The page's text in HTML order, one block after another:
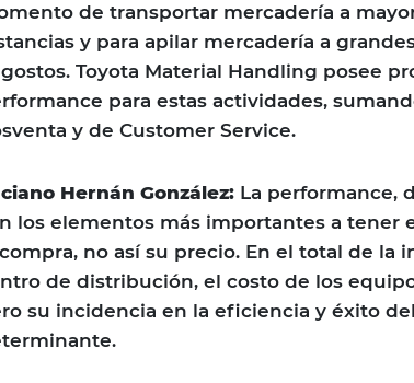
de transportar mercadería a
y para apilar mercadería a
Toyota Material Handling posee
para estas actividades,
y de Customer Service.
Hernán González: La performance,
los elementos más importantes a tener
no así su precio. En el total de la
de distribución, el costo de los
su incidencia en la eficiencia y éxito